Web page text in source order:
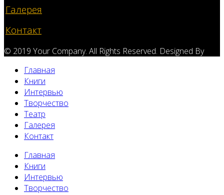
Галерея
Контакт
© 2019 Your Company. All Rights Reserved. Designed By
Главная
Книги
Интервью
Творчество
Театр
Галерея
Контакт
Главная
Книги
Интервью
Творчество